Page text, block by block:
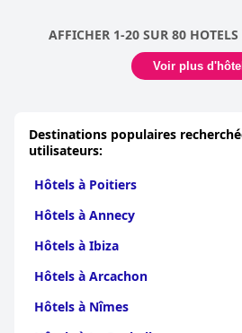
AFFICHER 1-20 SUR 80
Voir plus
Destinations populaires
utilisateurs:
Hôtels à Poitiers
Hôtels à Annecy
Hôtels à Ibiza
Hôtels à Arcachon
Hôtels à Nîmes